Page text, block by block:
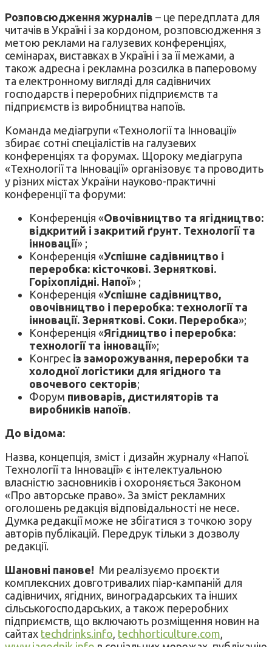
Розповсюдження журналів – це передплата для
читачів в Україні і за кордоном, розповсюдження з
метою реклами на галузевих конференціях,
семінарах, виставках в Україні і за її межами, а
також адресна і рекламна розсилка в паперовому
та електронному вигляді для садівничих
господарств і переробних підприємств та
підприємств із виробництва напоїв.
Команда медіагрупи «Технології та Інновації»
збирає сотні спеціалістів на галузевих
конференціях та форумах. Щороку медіагрупа
«Технології та Інновації» організовує та проводить
у різних містах України науково-практичні
конференції та форуми:
Конференція «Овочівництво та ягідництво:
відкритий і закритий ґрунт. Технології та
інновації» ;
Конференція «Успішне садівництво і
переробка: кісточкові. Зерняткові.
Горіхоплідні. Напої» ;
Конференція «Успішне садівництво,
овочівництво і переробка: технології та
інновації. Зерняткові. Соки. Переробка»;
Конференція «Ягідництво і переробка:
технології та інновації»;
Конгрес із заморожування, переробки та
холодної логістики для ягідного та
овочевого секторів;
Форум пивоварів, дистиляторів та
виробників напоїв.
До відома:
Назва, концепція, зміст і дизайн журналу «Напої.
Технології та Інновації» є інтелектуальною
власністю засновників і охороняється Законом
«Про авторське право». За зміст рекламних
оголошень редакція відповідальності не несе.
Думка редакції може не збігатися з точкою зору
авторів публікацій. Передрук тільки з дозволу
редакції.
Шановні панове! Ми реалізуємо проєкти
комплексних довготривалих піар-кампаній для
садівничих, ягідних, виноградарських та інших
сільськогосподарських, а також переробних
підприємств, що включають розміщення новин на
сайтах techdrinks.info techhorticulture.com